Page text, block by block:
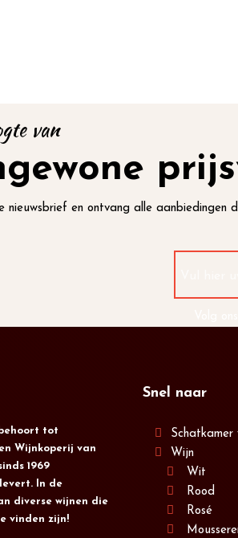
van
nieuwsbrief en ontvang alle aanbiedingen
tot
Wijnkoperij van
1969
In de
diverse wijnen die
vinden zijn!
Snel naar
Wijn
Wit
Rood
Rosé